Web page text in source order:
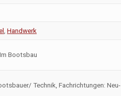
Handwerk
Bootsbau
Technik, Fachrichtungen: Neu-